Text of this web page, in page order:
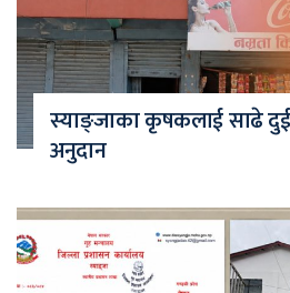
स्याङ्जाका कृषकलाई साढे
अनुदान